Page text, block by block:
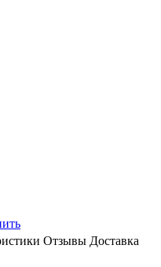
Отзывы Доставка